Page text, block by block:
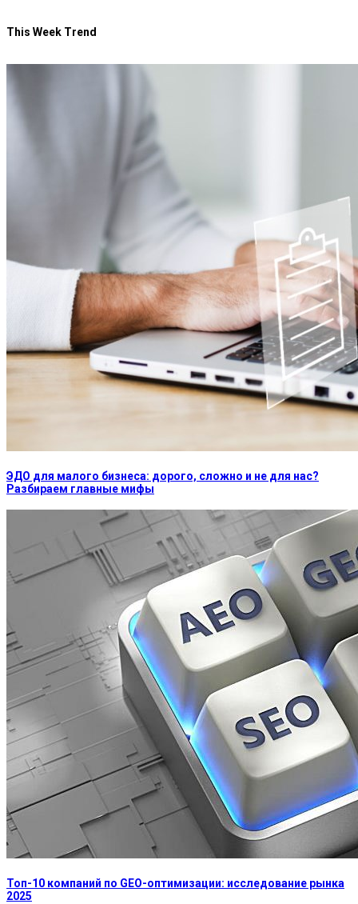
This Week Trend
ЭДО для малого бизнеса: дорого, сложно и не для нас?
Разбираем главные мифы
Топ-10 компаний по GEO-оптимизации: исследование рынка
2025